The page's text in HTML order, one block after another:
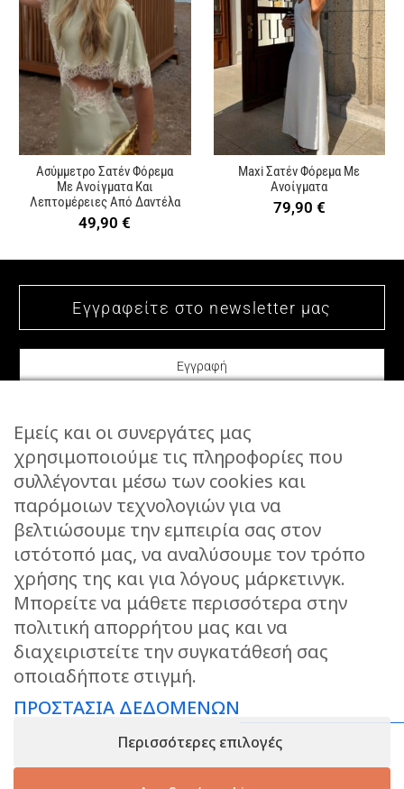
Ασύμμετρο Σατέν Φόρεμα
Με Ανοίγματα Και
Λεπτομέρειες Από Δαντέλα
49,90€
Maxi Σατέν Φόρεμα Με
Ανοίγματα
79,90 €
ΕΠΙΚΟΙΝΩΝΙΑ
STORIES
ΕΠΙΣΤΡΟΦΕΣ
ΤΡΟΠΟΙ ΑΠΟΣΤΟΛΗΣ
ΤΡΟΠΟΙ ΠΛΗΡΩΜΗΣ
ΠΡΟΣΤΑΣΙΑ ΔΕΔΟΜΕΝΩΝ
ΟΡΟΙ ΧΡΗΣΗΣ
ΑΝΑΖΗΤΗΣΗ ΠΑΡΑΓΓΕΛΙΑΣ
KEEP IN TOUCH
Εμείς και οι συνεργάτες μας
χρησιμοποιούμε τις πληροφορίες που
συλλέγονται μέσω των cookies και
παρόμοιων τεχνολογιών για να
βελτιώσουμε την εμπειρία σας στον
ιστότοπό μας, να αναλύσουμε τον τρόπο
χρήσης της και για λόγους μάρκετινγκ.
Μπορείτε να μάθετε περισσότερα στην
πολιτική απορρήτου μας και να
διαχειριστείτε την συγκατάθεσή σας
οποιαδήποτε στιγμή.
ΠΡΟΣΤΑΣΙΑ ΔΕΔΟΜΕΝΩΝ
Περισσότερες επιλογές